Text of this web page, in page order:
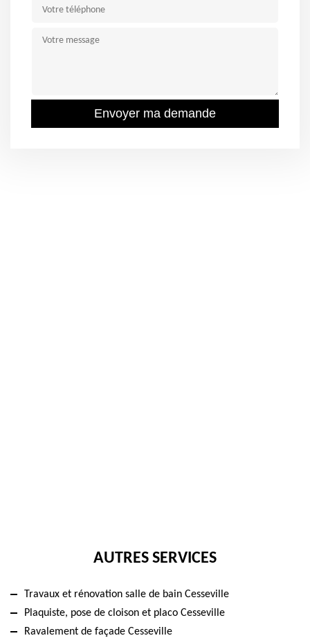
AUTRES SERVICES
Travaux et rénovation salle de bain Cesseville
Plaquiste, pose de cloison et placo Cesseville
Ravalement de façade Cesseville